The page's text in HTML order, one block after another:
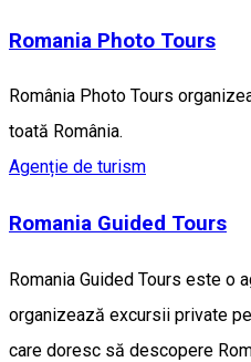
Romania Photo Tours
România Photo Tours
toată România.
Agenție de turism
Romania Guided Tours
Romania Guided Tours este o
organizează excursii private
care doresc să descopere